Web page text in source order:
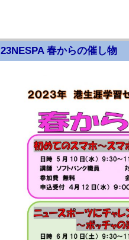
23NESPA 春からの催し物